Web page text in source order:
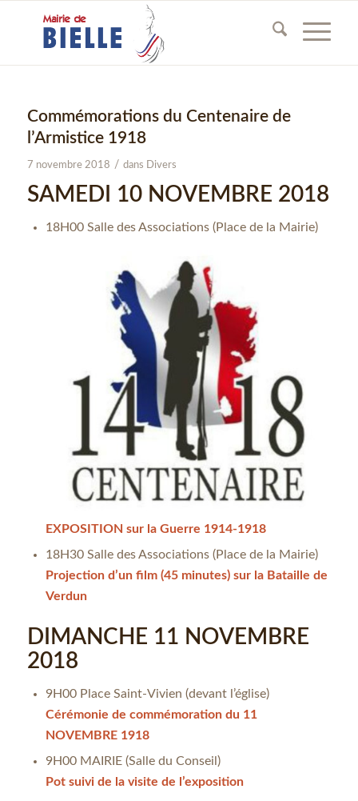
Commémorations du Centenaire de
l’Armistice 1918
7 novembre 2018 / dans Divers
SAMEDI 10 NOVEMBRE 2018
18H00 Salle des Associations (Place de la Mairie)
EXPOSITION sur la Guerre 1914-1918
18H30 Salle des Associations (Place de la Mairie)
Projection d’un film (45 minutes) sur la Bataille de
Verdun
DIMANCHE 11 NOVEMBRE
2018
9H00 Place Saint-Vivien (devant l’église)
Cérémonie de commémoration du 11
NOVEMBRE 1918
9H00 MAIRIE (Salle du Conseil)
Pot suivi de la visite de l’exposition